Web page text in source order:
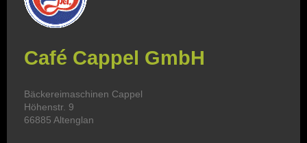
Café Cappel GmbH
Bäckereimaschinen Cappel
Höhenstr. 9
66885 Altenglan